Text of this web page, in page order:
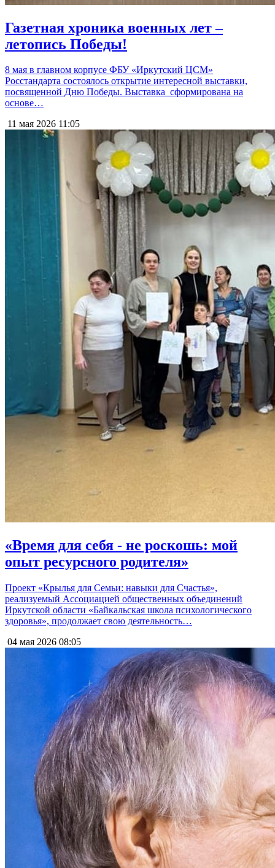
Газетная хроника военных лет –
летопись Победы!
8 мая в главном корпусе ФБУ «Иркутский ЦСМ»
Росстандарта состоялось открытие интересной выставки,
посвященной Дню Победы. Выставка сформирована на
основе…
11 мая 2026 11:05
«Время для себя - не роскошь: мой
опыт ресурсного родителя»
Проект «Крылья для Семьи: навыки для Счастья»,
реализуемый Ассоциацией общественных объединений
Иркутской области «Байкальская школа психологического
здоровья», продолжает свою деятельность…
04 мая 2026 08:05